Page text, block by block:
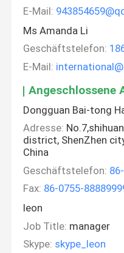
E-Mail:
Ms Amanda Li
Geschäftstelefon:
E-Mail:
Angeschlossene
Dongguan Bai-tong
Adresse:
district, ShenZhen
China
Geschäftstelefon:
Fax: 86-0755-
leon
Job Title: manager
Skype: skype_leon